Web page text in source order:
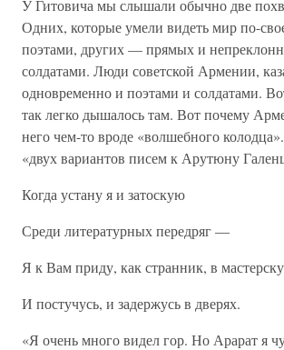
У Гитовича мы слышали обычно две
Одних, которые умели видеть мир по-
поэтами, других — прямых и
солдатами. Люди советской Армении,
одновременно и поэтами и солдатами.
так легко дышалось там. Вот почему
него чем-то вроде «волшебного
«двух вариантов писем к Арутюну
Когда устану я и затоскую
Среди литературных передряг —
Я к Вам приду, как странник, в
И постучусь, и задержусь в дверях.
«Я очень много видел гор. Но Арарат я